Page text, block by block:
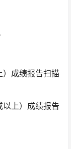
）成绩报告扫描
上）成绩报告